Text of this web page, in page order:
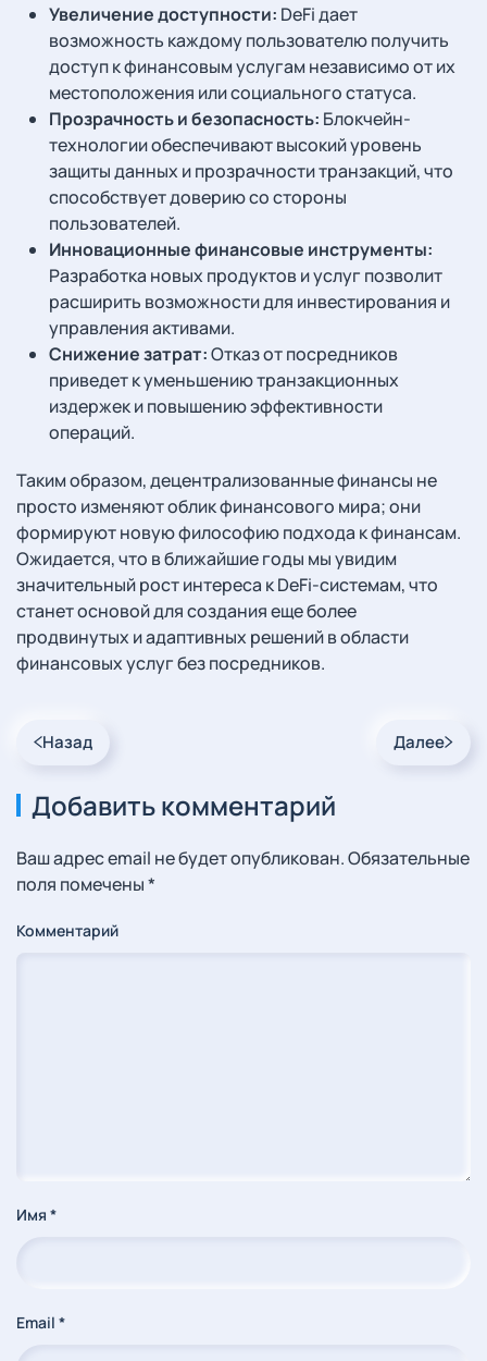
Увеличение доступности: DeFi дает
возможность каждому пользователю получить
доступ к финансовым услугам независимо от их
местоположения или социального статуса.
Прозрачность и безопасность: Блокчейн-
технологии обеспечивают высокий уровень
защиты данных и прозрачности транзакций, что
способствует доверию со стороны
пользователей.
Инновационные финансовые инструменты:
Разработка новых продуктов и услуг позволит
расширить возможности для инвестирования и
управления активами.
Снижение затрат:Отказ от посредников
приведет к уменьшению транзакционных
издержек и повышению эффективности
операций.
Таким образом, децентрализованные финансы не
просто изменяют облик финансового мира; они
формируют новую философию подхода к финансам.
Ожидается, что в ближайшие годы мы увидим
значительный рост интереса к DeFi-системам, что
станет основой для создания еще более
продвинутых и адаптивных решений в области
финансовых услуг без посредников.
Назад Далее
Добавить комментарий
Ваш адрес email не будет опубликован. Обязательные
поля помечены*
Комментарий
Имя *
Email *